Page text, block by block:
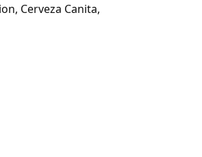
Cerveza Canita,